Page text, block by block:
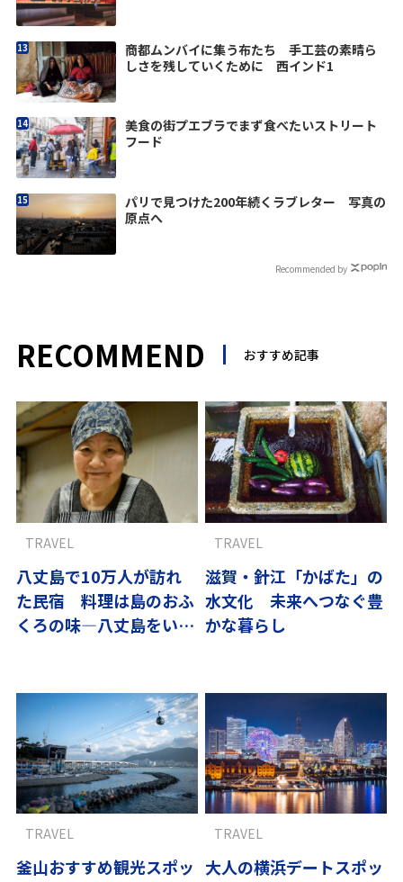
商都ムンバイに集う布たち 手工芸の素晴ら
しさを残していくために 西インド1
美食の街プエブラでまず食べたいストリート
フード
パリで見つけた200年続くラブレター 写真の
原点へ
Recommended by
RECOMMEND おすすめ記事
八丈島で10万人が訪れ
た民宿 料理は島のおふ
くろの味―八丈島をいた
TRAVEL
滋賀・針江「かばた」の
水文化 未来へつなぐ豊
かな暮らし
TRAVEL
釜山おすすめ観光スポッ
TRAVEL
大人の横浜デートスポッ
TRAVEL